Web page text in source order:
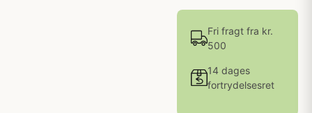
Fri fragt fra kr.
500
14 dages
fortrydelsesret